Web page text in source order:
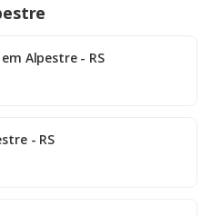
Alpestre - RS
- RS